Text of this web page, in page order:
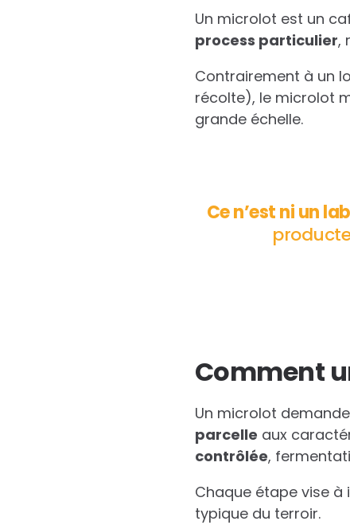
Un microlot est un
process particulier,
Contrairement à un
récolte), le microlot
grande échelle.
Ce n’est ni un
Comment
Un microlot
parcelle aux
contrôlée,
Chaque étape vise
typique du terroir.